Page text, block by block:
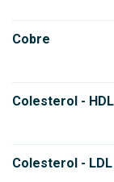
Cobre
Colesterol - HDL
Colesterol - LDL